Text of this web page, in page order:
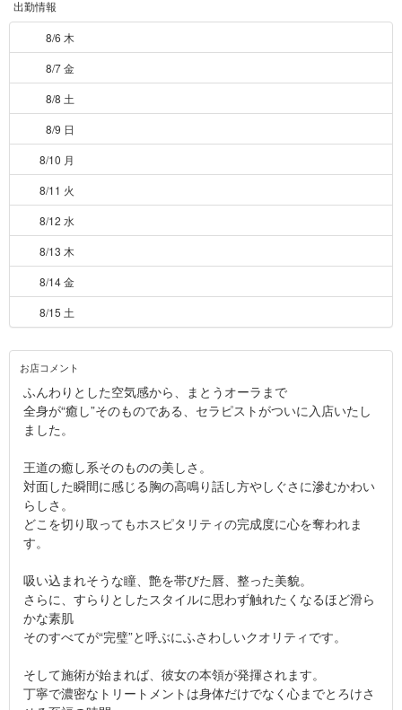
出勤情報
8/6 木
8/7 金
8/8 土
8/9 日
8/10 月
8/11 火
8/12 水
8/13 木
8/14 金
8/15 土
お店コメント
ふんわりとした空気感から、まとうオーラまで
全身が“癒し”そのものである、セラピストがついに入店いたし
ました。
王道の癒し系そのものの美しさ。
対面した瞬間に感じる胸の高鳴り話し方やしぐさに滲むかわい
らしさ。
どこを切り取ってもホスピタリティの完成度に心を奪われま
す。
吸い込まれそうな瞳、艶を帯びた唇、整った美貌。
さらに、すらりとしたスタイルに思わず触れたくなるほど滑ら
かな素肌
そのすべてが“完璧”と呼ぶにふさわしいクオリティです。
そして施術が始まれば、彼女の本領が発揮されます。
丁寧で濃密なトリートメントは身体だけでなく心までとろけさ